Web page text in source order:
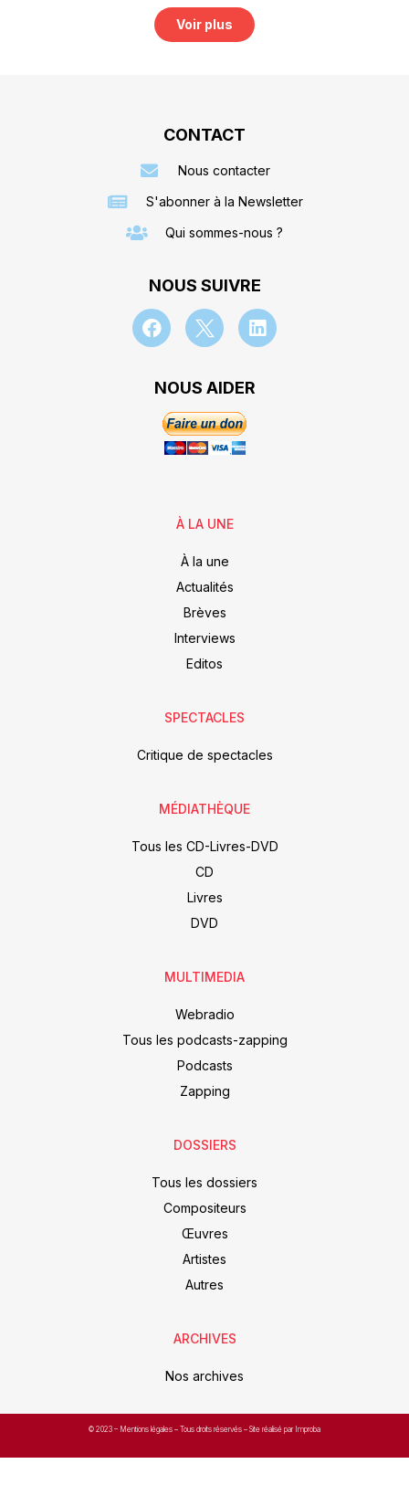
Voir plus
CONTACT
Nous contacter
S'abonner à la Newsletter
Qui sommes-nous ?
NOUS SUIVRE
NOUS AIDER
À LA UNE
À la une
Actualités
Brèves
Interviews
Editos
SPECTACLES
Critique de spectacles
MÉDIATHÈQUE
Tous les CD-Livres-DVD
CD
Livres
DVD
MULTIMEDIA
Webradio
Tous les podcasts-zapping
Podcasts
Zapping
DOSSIERS
Tous les dossiers
Compositeurs
Œuvres
Artistes
Autres
ARCHIVES
Nos archives
© 2023 – Mentions légales – Tous droits réservés – Site réalisé par Improba